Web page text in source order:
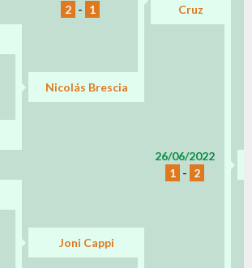
2 - 1
Cruz
26/06/2022
1 - 2
Nicolás Brescia
Joni Cappi